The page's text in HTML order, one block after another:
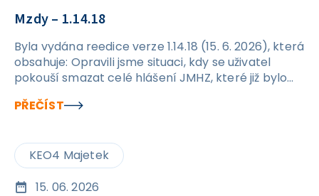
Mzdy – 1.14.18
Byla vydána reedice verze 1.14.18 (15. 6. 2026), která
obsahuje: Opravili jsme situaci, kdy se uživatel
pokouší smazat celé hlášení JMHZ, které již bylo
odeslaného podání zobrazí hláška a nedojde k
kontroly na formuláři JMHZ v případech, kdy
nejsou vyplněny údaje OIČ a ID PPV. Po opravě by
již nic nemělo bránit jejich ručnímu vyplnění přímo
v hlášení.
PŘEČÍST
KEO4 Majetek
15. 06. 2026